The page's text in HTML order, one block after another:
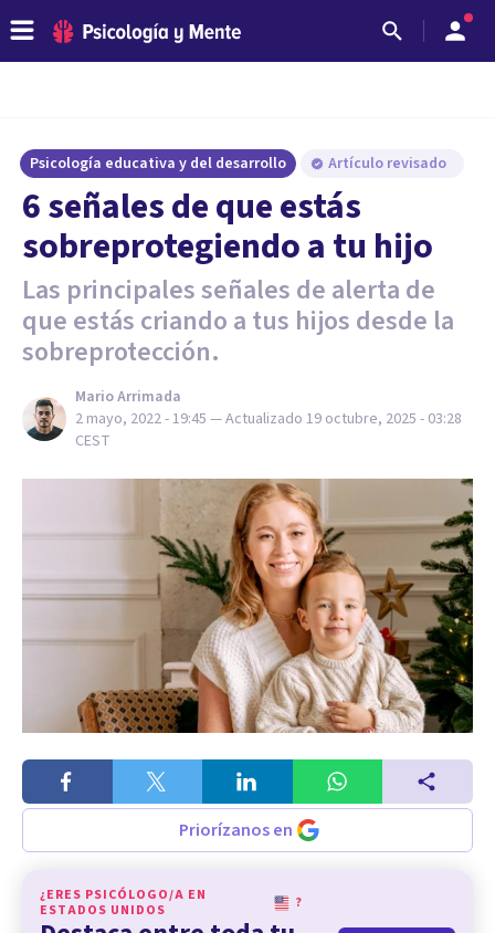
Psicología educativa y del desarrollo Artículo revisado
6 señales de que estás
sobreprotegiendo a tu hijo
Las principales señales de alerta de
que estás criando a tus hijos desde la
sobreprotección.
Mario Arrimada
2 mayo, 2022 - 19:45 — Actualizado 19 octubre, 2025 - 03:28
CEST
Priorízanos en
¿ERES PSICÓLOGO/A EN
ESTADOS UNIDOS
?